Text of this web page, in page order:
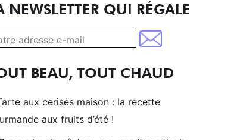
NEWSLETTER QUI RÉGALE
BEAU, TOUT CHAUD
aux cerises maison : la recette
aux fruits d’été !